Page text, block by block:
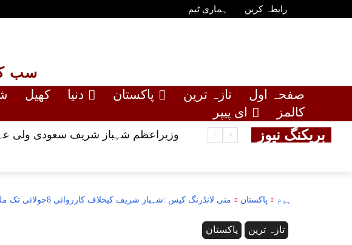
رابطہ کریں ہماری ٹیم
سب
صفحہ اول تازہ ترین پاکستان دنیا کھیل
کالمز
ای پیپر
بریکنگ نیوز وزیراعظم شہباز شریف سعودی ولی
ہوم پاکستان منی لانڈرنگ کیس :شہباز شریف کیخلاف کارروائی 8جولائی تک ملتوی
پاکستان تازہ ترین